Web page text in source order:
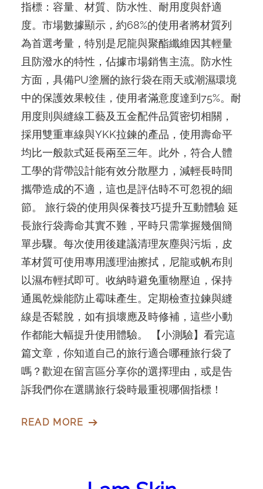
指標：容量、材質、防水性、耐用度與舒適
度。市場數據顯示，約68%的使用者將材質列
為首選考量，特別是尼龍與聚酯纖維因其輕量
且防潑水的特性，佔據市場銷售主流。防水性
方面，具備PU塗層的旅行袋在雨天或潮濕環境
中的保護效果較佳，使用者滿意度達到75%。耐
用度則與縫線工藝及五金配件品質密切相關，
採用雙重車線與YKK拉鍊的產品，使用壽命平
均比一般款式延長兩至三年。此外，符合人體
工學的背帶設計能有效分散壓力，減輕長時間
攜帶造成的不適，這也是評估時不可忽視的細
節。 旅行袋的使用與保養技巧提升互動體驗 延
長旅行袋壽命其實不難，平時只需掌握幾個簡
單步驟。每次使用後建議清理灰塵與污垢，皮
革材質可使用專用護理油擦拭，尼龍或帆布則
以濕布輕拭即可。收納時避免重物壓迫，保持
通風乾燥能防止霉味產生。定期檢查拉鍊與縫
線是否鬆脫，如有損壞應及時修補，這些小動
作都能大幅提升使用體驗。 【小測驗】看完這
篇文章，你知道自己的旅行適合哪種旅行袋了
嗎？歡迎在留言區分享你的選擇理由，或是告
訴我們你在選購旅行袋時最重視哪個指標！
READ MORE